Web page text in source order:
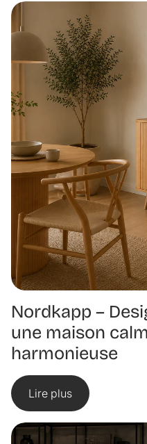
Nordkapp –
une maison
harmonieuse
Lire plus